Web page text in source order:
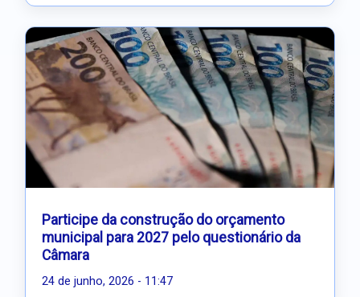
Participe da construção do orçamento
municipal para 2027 pelo questionário da
Câmara
24 de junho, 2026 - 11:47